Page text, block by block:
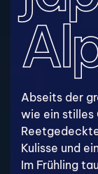
Abseits der
wie ein stilles
Kulisse und
Im Frühling